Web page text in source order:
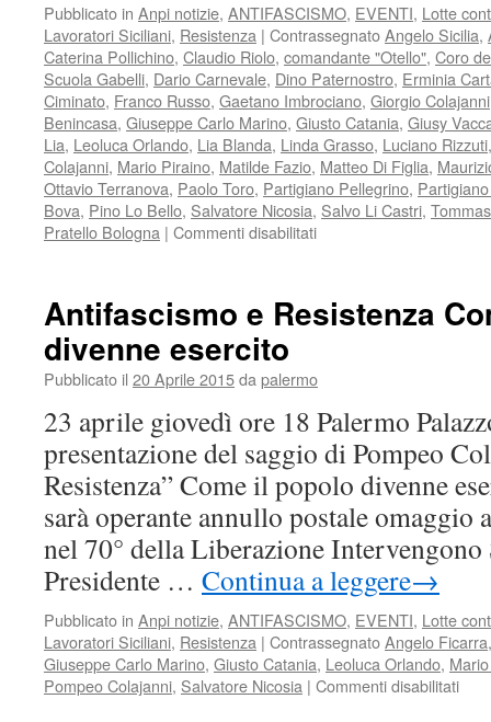
Pubblicato in Anpi notizie, ANTIFASCISMO, EVENTI, Lotte
Lavoratori Siciliani, Resistenza | ContrassegnatoAngelo Sicilia,
Caterina Pollichino, Claudio Riolo, comandante "Otello", Coro
Scuola Gabelli, Dario Carnevale, Dino Paternostro, Erminia
Ciminato, Franco Russo, Gaetano Imbrociano, Giorgio Colajanni
Benincasa, Giuseppe Carlo Marino, Giusto Catania, Giusy
Lia, Leoluca Orlando, Lia Blanda, Linda Grasso, Luciano Rizzuti
Colajanni, Mario Piraino, Matilde Fazio, Matteo Di Figlia,
Ottavio Terranova, Paolo Toro, Partigiano Pellegrino,
Bova, Pino Lo Bello, Salvatore Nicosia, Salvo Li Castri,
Pratello Bologna | Commenti disabilitatisu
del
DEL
Antifascismo e Resistenza
divenne esercito
Pubblicato il 20 Aprile 2015da palermo
23 aprile giovedì ore 18 Palermo
presentazione del saggio di Pompeo
Resistenza” Come il popolo divenne
sarà operante annullo postale omaggio
nel 70° della Liberazione Intervengono
Presidente … Continua a leggere→
Pubblicato in Anpi notizie, ANTIFASCISMO, EVENTI, Lotte
Lavoratori Siciliani, Resistenza | ContrassegnatoAngelo Ficarra
Giuseppe Carlo Marino, Giusto Catania, Leoluca Orlando,
Pompeo Colajanni, Salvatore Nicosia | Commenti disabilitatisu